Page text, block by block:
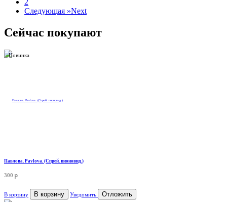
Следующая »Next
Сейчас покупают
Новинка
Павлова. Pavlova. (Спрей. пионовид.)
300 p
В корзину В корзину Уведомить Отложить